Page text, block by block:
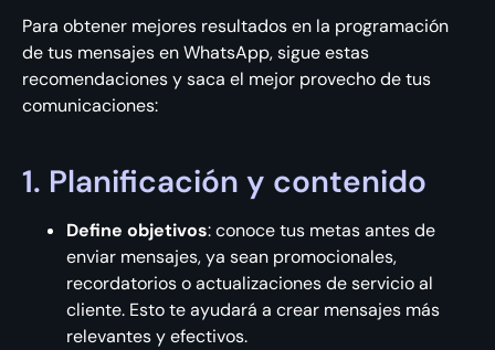
Para obtener mejores resultados en la programación
de tus mensajes en WhatsApp, sigue estas
recomendaciones y saca el mejor provecho de tus
comunicaciones:
1. Planificación y contenido
Define objetivos: conoce tus metas antes de
enviar mensajes, ya sean promocionales,
recordatorios o actualizaciones de servicio al
cliente. Esto te ayudará a crear mensajes más
relevantes y efectivos.